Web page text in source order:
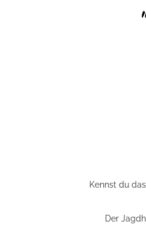
Kennst du
Der